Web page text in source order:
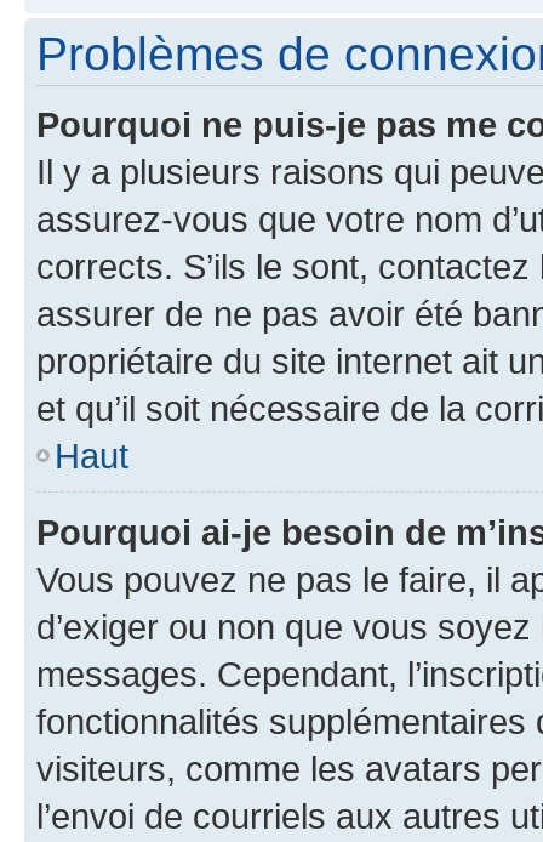
Problèmes de
Pourquoi ne puis-je pas me
Il y a plusieurs raisons qui
assurez-vous que votre nom
corrects. S’ils le sont,
assurer de ne pas avoir été
propriétaire du site internet ait
et qu’il soit nécessaire de la
Haut
Pourquoi ai-je besoin de
Vous pouvez ne pas le faire, il
d’exiger ou non que vous
messages. Cependant,
fonctionnalités
visiteurs, comme les avatars
l’envoi de courriels aux autres